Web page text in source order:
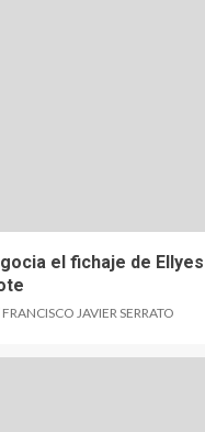
el fichaje de
FRANCISCO JAVIER SERRATO